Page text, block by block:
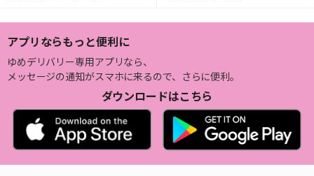
アプリならもっと便利に
ゆめデリバリー専用アプリなら、
メッセージの通知がスマホに来るので、さらに便利。
ダウンロードはこちら